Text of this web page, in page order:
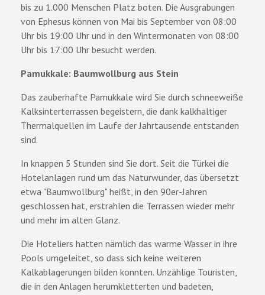
bis zu 1.000 Menschen Platz boten. Die Ausgrabungen
von Ephesus können von Mai bis September von 08:00
Uhr bis 19:00 Uhr und in den Wintermonaten von 08:00
Uhr bis 17:00 Uhr besucht werden.
Pamukkale: Baumwollburg aus Stein
Das zauberhafte Pamukkale wird Sie durch schneeweiße
Kalksinterterrassen begeistern, die dank kalkhaltiger
Thermalquellen im Laufe der Jahrtausende entstanden
sind.
In knappen 5 Stunden sind Sie dort. Seit die Türkei die
Hotelanlagen rund um das Naturwunder, das übersetzt
etwa "Baumwollburg" heißt, in den 90er-Jahren
geschlossen hat, erstrahlen die Terrassen wieder mehr
und mehr im alten Glanz.
Die Hoteliers hatten nämlich das warme Wasser in ihre
Pools umgeleitet, so dass sich keine weiteren
Kalkablagerungen bilden konnten. Unzählige Touristen,
die in den Anlagen herumkletterten und badeten,